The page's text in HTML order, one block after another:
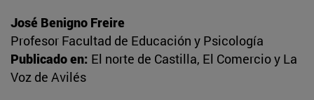
José Benigno Freire
Profesor Facultad de Educación y Psicología
Publicado en: El norte de Castilla, El Comercio y La
Voz de Avilés